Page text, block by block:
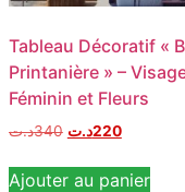
Tableau Décoratif «
Printanière » –
Féminin et Fleurs
340د.ت 220د.ت
Ajouter au panier